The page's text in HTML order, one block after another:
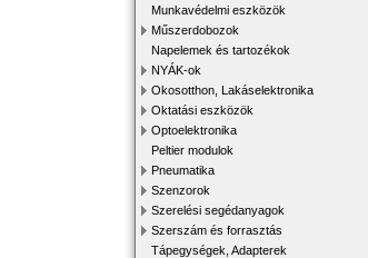
Munkavédelmi eszközök
Műszerdobozok
Napelemek és tartozékok
NYÁK-ok
Okosotthon, Lakáselektronika
Oktatási eszközök
Optoelektronika
Peltier modulok
Pneumatika
Szenzorok
Szerelési segédanyagok
Szerszám és forrasztás
Tápegységek, Adapterek